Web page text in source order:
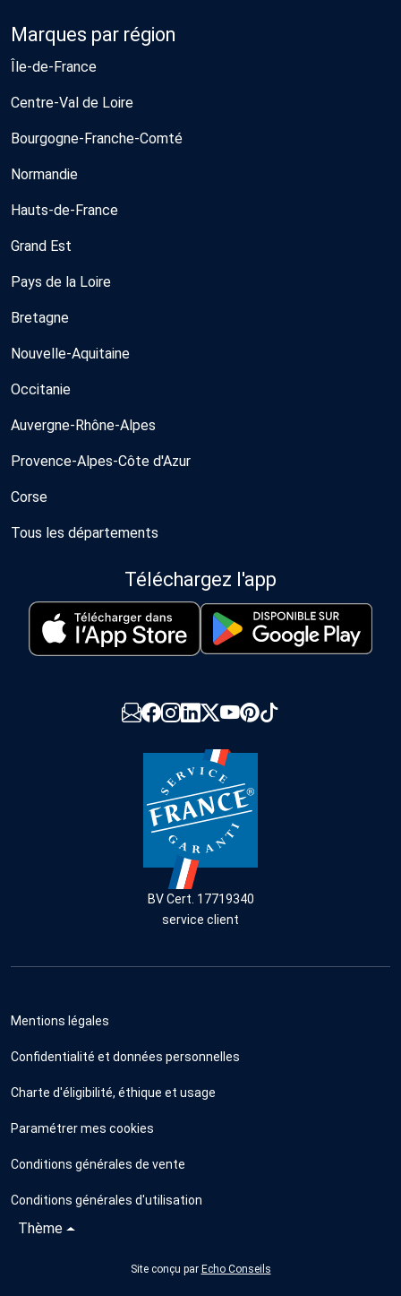
Marques par région
Île-de-France
Centre-Val de Loire
Bourgogne-Franche-Comté
Normandie
Hauts-de-France
Grand Est
Pays de la Loire
Bretagne
Nouvelle-Aquitaine
Occitanie
Auvergne-Rhône-Alpes
Provence-Alpes-Côte d'Azur
Corse
Tous les départements
Téléchargez l'app
BV Cert. 17719340
service client
Mentions légales
Confidentialité et données personnelles
Charte d'éligibilité, éthique et usage
Paramétrer mes cookies
Conditions générales de vente
Conditions générales d'utilisation
Thème
Site conçu par Echo Conseils